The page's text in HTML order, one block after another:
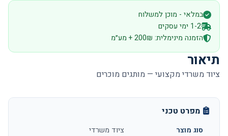
במלאי - מוכן למשלוח
1-2 ימי עסקים
הזמנה מינימלית: 200₪ + מע״מ
תיאור
ציוד משרדי מקצועי — מותגים מוכרים
מפרט טכני
סוג מוצר
ציוד משרדי